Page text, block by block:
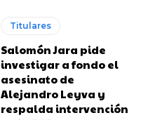
Titulares
Salomón Jara pide
investigar a fondo el
asesinato de
Alejandro Leyva y
respalda intervención